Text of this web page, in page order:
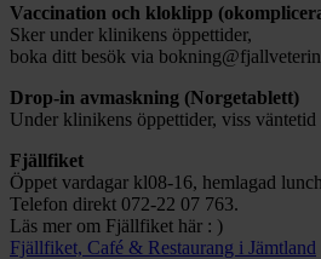
Vaccination och kloklipp
Sker under klinikens öppettider,
boka ditt besök via
Drop-in avmaskning (Norgetablett)
Under klinikens öppettider, viss
Fjällfiket
Öppet vardagar kl08-16, hemlagad
Telefon direkt 072-22 07 763.
Läs mer om Fjällfiket här : )
Fjällfiket, Café & Restaurang i Jämtland